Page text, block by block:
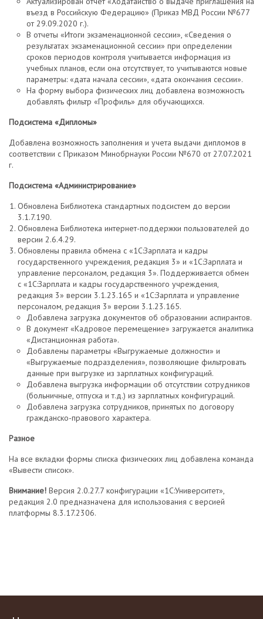
въезд в Российскую Федерацию» (Приказ МВД России №677
от 29.09.2020 г.).
В отчеты «Итоги экзаменационной сессии», «Сведения о
результатах экзаменационной сессии» при определении
сроков периодов контроля учитывается информация из
учебных планов, если она отсутствует, то учитываются новые
параметры: «дата начала сессии», «дата окончания сессии».
На форму выбора физических лиц добавлена возможность
добавлять фильтр «Профиль» для обучающихся.
Подсистема «Дипломы»
Добавлена возможность заполнения и учета выдачи дипломов в
соответствии с Приказом Минобрнауки России №670 от 27.07.2021
г.
Подсистема «Администрирование»
Обновлена Библиотека стандартных подсистем до версии
3.1.7.190.
Обновлена Библиотека интернет-поддержки пользователей до
версии 2.6.4.29.
Обновлены правила обмена с «1С:Зарплата и кадры
государственного учреждения, редакция 3» и «1С:Зарплата и
управление персоналом, редакция 3». Поддерживается обмен
с «1С:Зарплата и кадры государственного учреждения,
редакция 3» версии 3.1.23.165 и «1С:Зарплата и управление
персоналом, редакция 3» версии 3.1.23.165.
Добавлена загрузка документов об образовании аспирантов.
В документ «Кадровое перемещение» загружается аналитика
«Дистанционная работа».
Добавлены параметры «Выгружаемые должности» и
«Выгружаемые подразделения», позволяющие фильтровать
данные при выгрузке из зарплатных конфигураций.
Добавлена выгрузка информации об отсутствии сотрудников
(больничные, отпуска и т.д.) из зарплатных конфигураций.
Добавлена загрузка сотрудников, принятых по договору
гражданско-правового характера.
Разное
На все вкладки формы списка физических лиц добавлена команда
«Вывести список».
Внимание! Версия 2.0.27.7 конфигурации «1С:Университет»,
редакция 2.0 предназначена для использования с версией
платформы 8.3.17.2306.